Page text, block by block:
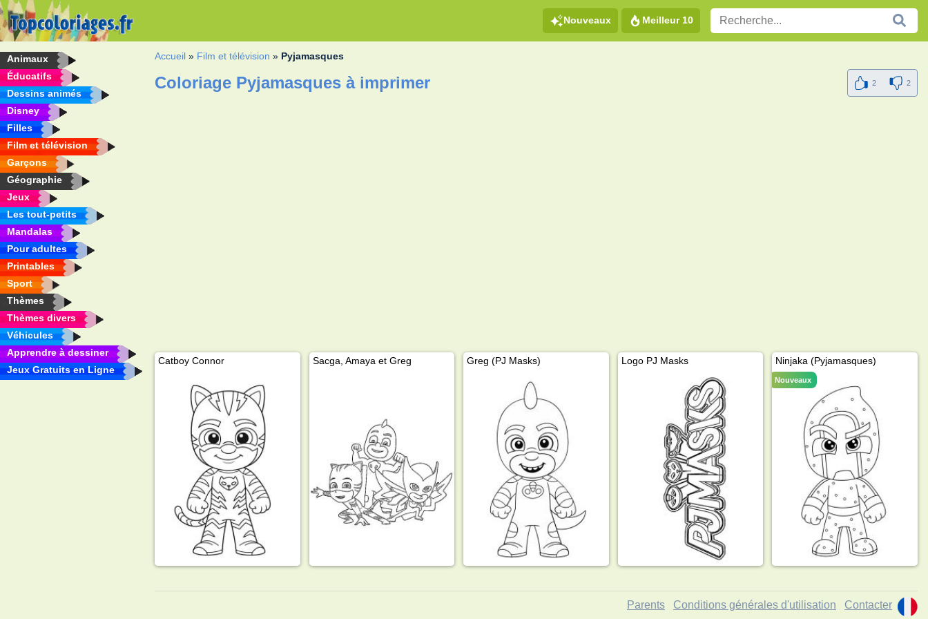
Nouveaux Meilleur 10
Animaux
Éducatifs
Dessins animés
Disney
Filles
Film et télévision
Garçons
Géographie
Jeux
Les tout-petits
Mandalas
Pour adultes
Printables
Sport
Thèmes
Thèmes divers
Véhicules
Apprendre à dessiner
Jeux Gratuits en Ligne
Accueil » Film et télévision » Pyjamasques
Coloriage Pyjamasques à imprimer 2 2
Catboy Connor Sacga, Amaya et Greg Greg (PJ Masks) Logo PJ Masks Ninjaka (Pyjamasques)
Nouveaux
Parents Conditions générales d'utilisation Contacter